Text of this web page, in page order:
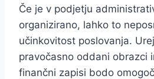
Če je v podjetju
organizirano, lahko to
učinkovitost poslovanja.
pravočasno oddani obrazci
finančni zapisi bodo